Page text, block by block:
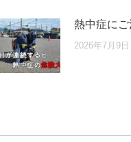
熱中症に
2026年7月9日